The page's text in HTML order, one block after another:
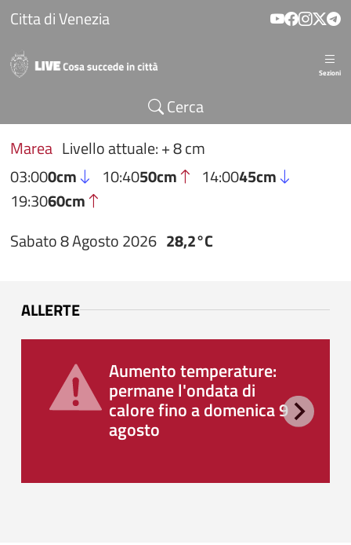
Salta al contenuto principale
Citta di Venezia
Sezioni
Cerca
Marea Livello attuale: + 8 cm
03:000cm 10:4050cm 14:0045cm
19:3060cm
Sabato 8 Agosto 2026 28,2°C
ALLERTE
Aumento temperature:
permane l'ondata di
calore fino a domenica 9
agosto